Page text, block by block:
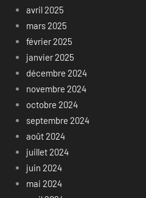
avril 2025
mars 2025
février 2025
janvier 2025
décembre 2024
novembre 2024
octobre 2024
septembre 2024
août 2024
juillet 2024
juin 2024
mai 2024